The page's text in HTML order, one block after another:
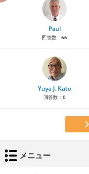
Paul
回答数： 66
Yuya J. Kato
回答数： 0
メニュー